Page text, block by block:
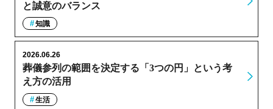
と誠意のバランス
知識
葬儀参列の範囲を決定する「3つの円」という考
え方の活用
2026.06.26
生活